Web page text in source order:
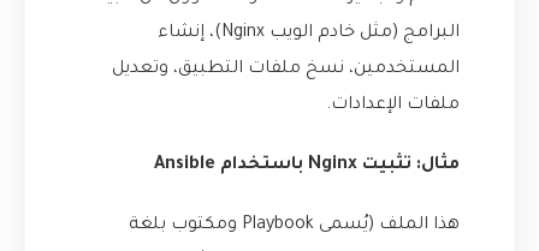
البرامج (مثل خادم الويب Nginx)، إنشاء
المستخدمين، نسخ ملفات التطبيق، وتعديل
ملفات الإعدادات.
مثال: تثبيت Nginx باستخدام Ansible
هذا الملف (يُسمى Playbook ومكتوب بلغة